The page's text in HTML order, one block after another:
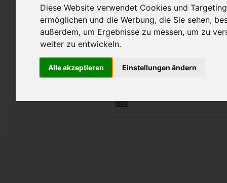
Diese Website verwendet Cookies und
ermöglichen und die Werbung, die Sie sehen,
außerdem, um Ergebnisse zu messen, um zu
weiter zu entwickeln.
Alle akzeptieren Einstellungen ändern
Abitur SGD Lösung
Lösung Einsendeaufgabe Abitur